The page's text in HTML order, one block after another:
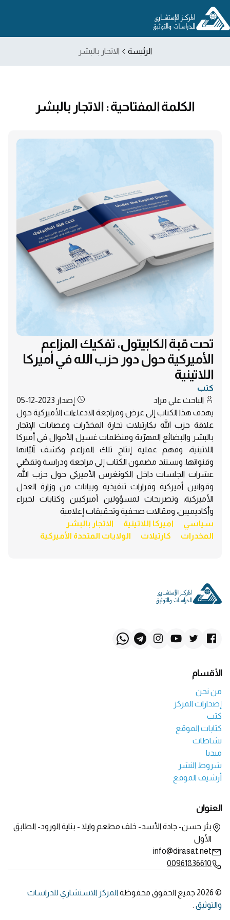
الرئيسة الاتجار بالبشر
الكلمة المفتاحية : الاتجار بالبشر
تحت قبة الكابيتول، تفكيك المزاعم
الأميركية حول دور حزب الله في أميركا
اللاتينية
كتب
الباحث علي مراد
إصدار
يهدف هذا الكتاب إلى عرض ومراجعة الادعاءات الأميركية حول
علاقة حزب اللّه بكارتيلات تجارة المخدّرات وعصابات الإتجار
بالبشر والبضائع المهرّبة ومنظمات غسيل الأموال في أميركا
اللاتينية، وفهم عملية إنتاج تلك المزاعم وكشف آليّاتها
وقنواتها. ويستند مضمون الكتاب إلى مراجعة ودراسة وتقصّي
عشرات الجلسات داخل الكونغرس الأميركي حول حزب اللّه،
وقوانين أميركية وقرارات تنفيذية وبيانات من وزارة العدل
الأميركية، وتصريحات لمسؤولين أميركيين وكتابات لخبراء
وأكاديميين، ومقالات صحفية وتحقيقات إعلامية
سياسي
اميركا اللاتينية
الاتجار بالبشر
المخدرات
كارتيلات الولايات المتحدة الأميركية
الأقسام
من نحن
إصدارات المركز
كتب
كتابات الموقع
نشاطات
ميديا
شروط النشر
أرشيف الموقع
العنوان
بئر حسن- جادة الأسد- خلف مطعم وايلا - بناية الورود- الطابق
الأول
info@dirasat.net
00961836610
© 2026 جميع الحقوق محفوظة
المركز الاستشاري للدراسات
والتوثيق .